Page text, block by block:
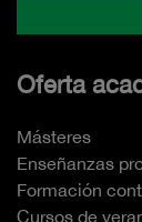
Oferta
Másteres
Enseñanzas
Formación
Cursos de